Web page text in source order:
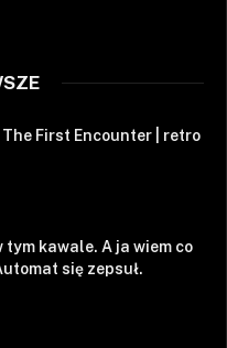
First Encounter | retro
tym kawale. A ja wiem co
się zepsuł.